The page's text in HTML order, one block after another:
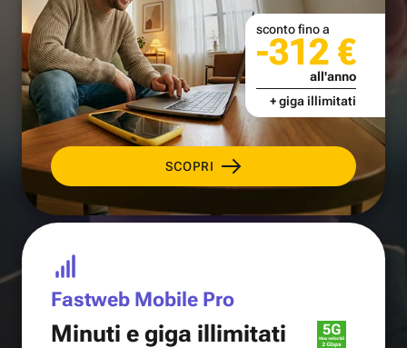
SCOPRI
sconto fino a
-312 €
all'anno
+ giga illimitati
Fastweb Mobile Pro
Minuti e giga illimitati